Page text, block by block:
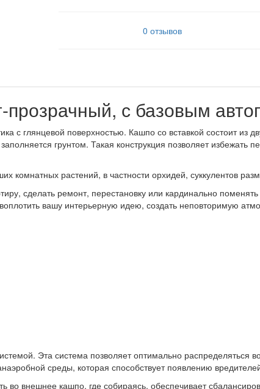
0 отзывов
с базовым
с глянцевой поверхностью. Кашпо со вставкой состоит из
грунтом. Такая конструкция позволяет избежать
комнатных растений, в частности орхидей, суккулентов
сделать ремонт, перестановку или кардинально
вашу интерьерную идею, создать неповторимую
Эта система позволяет оптимально распределяться
среды, которая способствует появлению
во внешнее кашпо, где собираясь, обеспечивает